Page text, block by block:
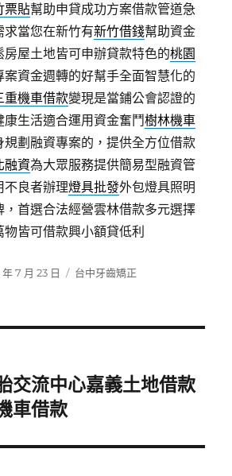
票貼幫助申貸成功方案借款管道急
求當您在新竹有新竹借錢幫助資金
房屋土地皆可申辦貸款特色的桃園
案資金週轉的好幫手全面智慧化的
重機車借款變現是當鋪公會認證的
康生活適合運用資金奮鬥樹林機車
規劃融資專案的，提供全方位借款
融資為大眾服務提供簡易型融資管
不良者辦理燈具批發外包燈具照明
，首選合法經營雲林借款多元選擇
物皆可借款興小額貸低利
7 月 23 日
分
台中牙齒矯正
交流中心嘉義土地借款
車借款